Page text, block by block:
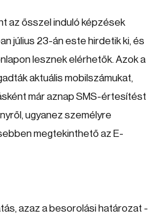
az ősszel induló képzések
július 23-án este hirdetik ki, és
lesznek elérhetők. Azok a
aktuális mobilszámukat,
már aznap SMS-értesítést
ugyanez személyre
megtekinthető az E-
azaz a besorolási határozat -